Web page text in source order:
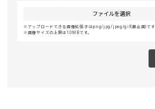
ファイルを選択
アップロードできる画像拡張子はpng/jpg/jpeg/gif(静止画)です
画像サイズの上限は10MBです。